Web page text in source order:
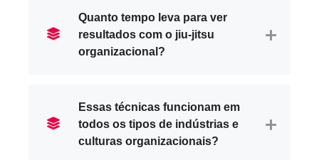
Quanto tempo leva para ver
resultados com o jiu-jitsu
organizacional?
Essas técnicas funcionam em
todos os tipos de indústrias e
culturas organizacionais?